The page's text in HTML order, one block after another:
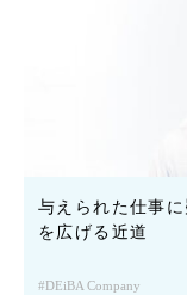
与えられた仕事
を広げる近道
DEiBA Company